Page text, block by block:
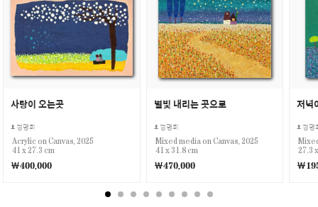
사랑이 오는곳
정명희
Acrylic on Canvas, 2025
41 x 27.3 cm
￦400,000
별빛 내리는 곳으로
정명희
Mixed media on Canvas, 2025
41 x 31.8 cm
￦470,000
저녁
정명
27.3
￦